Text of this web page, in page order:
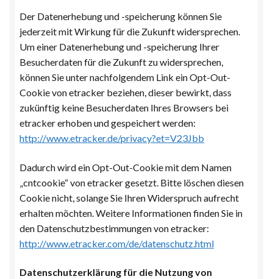
Der Datenerhebung und -speicherung können Sie
jederzeit mit Wirkung für die Zukunft widersprechen.
Um einer Datenerhebung und -speicherung Ihrer
Besucherdaten für die Zukunft zu widersprechen,
können Sie unter nachfolgendem Link ein Opt-Out-
Cookie von etracker beziehen, dieser bewirkt, dass
zukünftig keine Besucherdaten Ihres Browsers bei
etracker erhoben und gespeichert werden:
http://www.etracker.de/privacy?et=V23Jbb
Dadurch wird ein Opt-Out-Cookie mit dem Namen
„cntcookie“ von etracker gesetzt. Bitte löschen diesen
Cookie nicht, solange Sie Ihren Widerspruch aufrecht
erhalten möchten. Weitere Informationen finden Sie in
den Datenschutzbestimmungen von etracker:
http://www.etracker.com/de/datenschutz.html
Datenschutzerklärung für die Nutzung von